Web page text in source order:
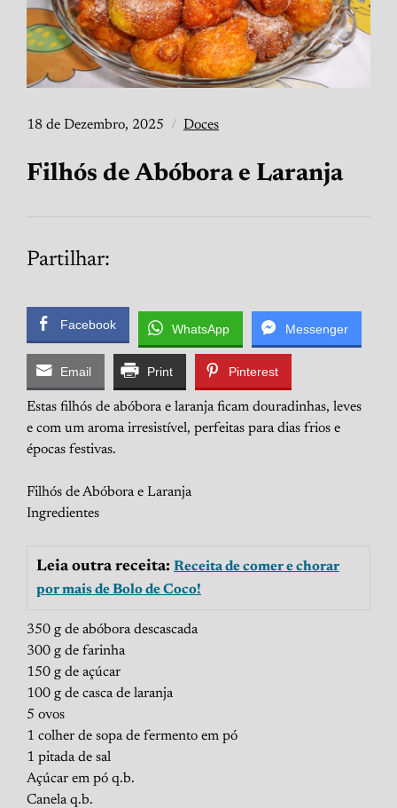
18 de Dezembro, 2025 Doces
Filhós de Abóbora e Laranja
Partilhar:
Facebook WhatsApp Messenger
Email Print Pinterest
Estas filhós de abóbora e laranja ficam douradinhas, leves
e com um aroma irresistível, perfeitas para dias frios e
épocas festivas.
Filhós de Abóbora e Laranja
Ingredientes
Leia outra receita: Receita de comer e chorar
por mais de Bolo de Coco!
350 g de abóbora descascada
300 g de farinha
150 g de açúcar
100 g de casca de laranja
5 ovos
1 colher de sopa de fermento em pó
1 pitada de sal
Açúcar em pó q.b.
Canela q.b.